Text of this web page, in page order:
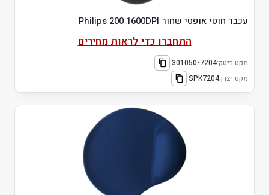
עכבר חוטי אופטי שחור Philips 200 1600DPI
התחברו כדי לראות מחירים
מקט ביטק:301050-7204
מקט יצרן:SPK7204